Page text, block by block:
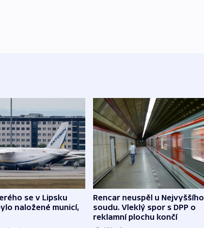
se v Lipsku
naložené municí,
Rencar neuspěl u Nejvyššího
soudu. Vleklý spor s DPP o
reklamní plochu končí